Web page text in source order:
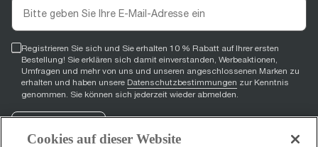
Registrieren Sie sich und Sie erhalten 10 % Rabatt auf Ihrer ersten
Bestellung! Sie erklären sich damit einverstanden, Werbeaktionen,
Umfragen und mehr von uns und unseren angeschlossenen Marken zu
erhalten und haben unsere Datenschutzbestimmungen zur Kenntnis
genommen. Sie können sich jederzeit wieder abmelden.
Registrieren
Cookies auf dieser Website